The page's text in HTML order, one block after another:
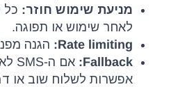
מניעת שימוש חוזר: כל
לאחר שימוש או תפוגה.
Rate limiting:
הגנה
Fallback:
אפשרות לשלוח שוב או